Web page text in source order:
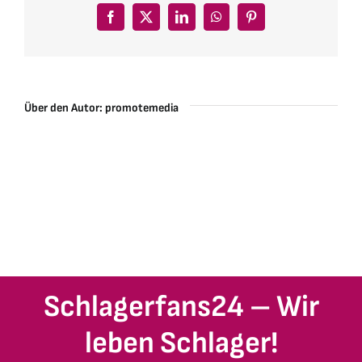
Facebook
X LinkedInWhatsAppPinterest
Über den Autor: promotemedia
Schlagerfans24 – Wir
leben Schlager!